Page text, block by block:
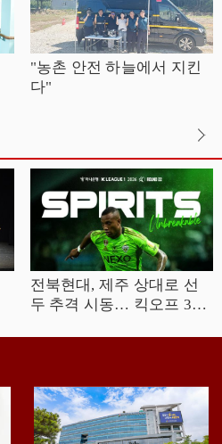
"농촌 안전 하늘에서 지킨
다"
전북현대, 제주 상대로 선
두 추격 시동… 킥오프 30